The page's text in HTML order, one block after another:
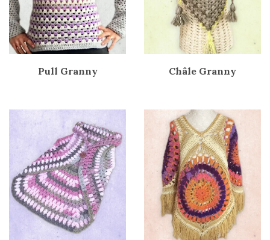
Pull Granny Châle Granny